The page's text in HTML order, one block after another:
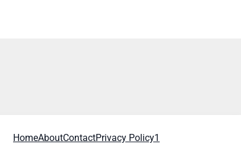
HomeAboutContactPrivacy Policy1